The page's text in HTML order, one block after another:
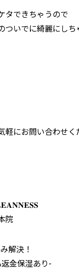
タできちゃうので
ついでに綺麗にし
軽にお問い合わせく
院
解決！
金保湿あり-